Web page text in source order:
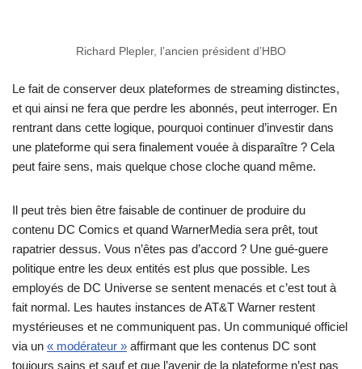
Richard Plepler, l’ancien président d’HBO
Le fait de conserver deux plateformes de streaming distinctes,
et qui ainsi ne fera que perdre les abonnés, peut interroger. En
rentrant dans cette logique, pourquoi continuer d’investir dans
une plateforme qui sera finalement vouée à disparaître ? Cela
peut faire sens, mais quelque chose cloche quand même.
Il peut très bien être faisable de continuer de produire du
contenu DC Comics et quand WarnerMedia sera prêt, tout
rapatrier dessus. Vous n’êtes pas d’accord ? Une gué-guere
politique entre les deux entités est plus que possible. Les
employés de DC Universe se sentent menacés et c’est tout à
fait normal. Les hautes instances de AT&T Warner restent
mystérieuses et ne communiquent pas. Un communiqué officiel
via un « modérateur » affirmant que les contenus DC sont
toujours sains et sauf et que l’avenir de la plateforme n’est pas